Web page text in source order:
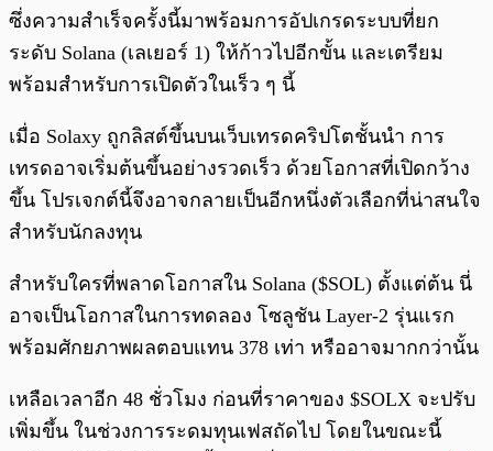
ซึ่งความสำเร็จครั้งนี้มาพร้อมการอัปเกรดระบบที่ยก
ระดับ Solana (เลเยอร์ 1) ให้ก้าวไปอีกขั้น และเตรียม
พร้อมสำหรับการเปิดตัวในเร็ว ๆ นี้
เมื่อ Solaxy ถูกลิสต์ขึ้นบนเว็บเทรดคริปโตชั้นนำ การ
เทรดอาจเริ่มต้นขึ้นอย่างรวดเร็ว ด้วยโอกาสที่เปิดกว้าง
ขึ้น โปรเจกต์นี้จึงอาจกลายเป็นอีกหนึ่งตัวเลือกที่น่าสนใจ
สำหรับนักลงทุน
สำหรับใครที่พลาดโอกาสใน Solana ($SOL) ตั้งแต่ต้น นี่
อาจเป็นโอกาสในการทดลอง โซลูชัน Layer-2 รุ่นแรก
พร้อมศักยภาพผลตอบแทน 378 เท่า หรืออาจมากกว่านั้น
เหลือเวลาอีก 48 ชั่วโมง ก่อนที่ราคาของ $SOLX จะปรับ
เพิ่มขึ้น ในช่วงการระดมทุนเฟสถัดไป โดยในขณะนี้